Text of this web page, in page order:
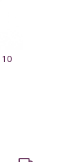
10